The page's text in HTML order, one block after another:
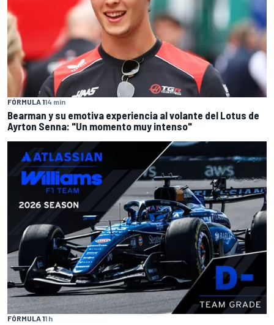
FÓRMULA 114 min
Bearman y su emotiva experiencia al volante del Lotus de
Ayrton Senna: "Un momento muy intenso"
FÓRMULA 11 h